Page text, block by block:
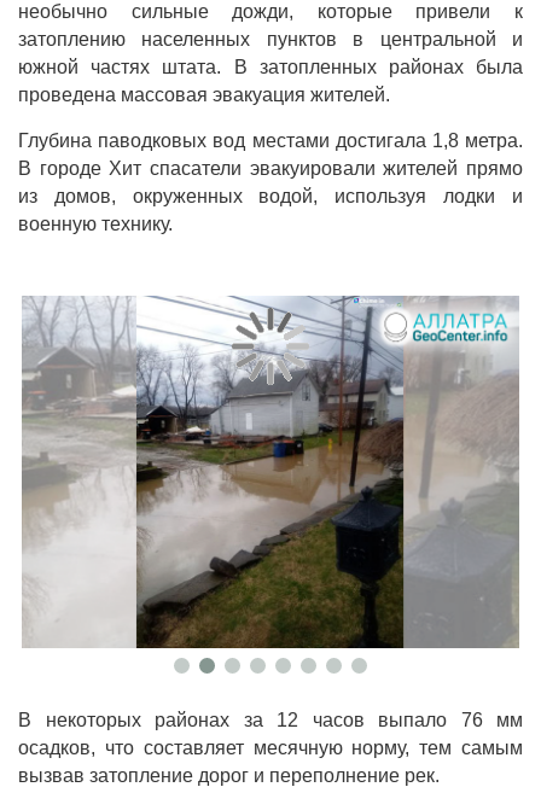
необычно сильные дожди, которые привели к
затоплению населенных пунктов в центральной и
южной частях штата. В затопленных районах была
проведена массовая эвакуация жителей.
Глубина паводковых вод местами достигала 1,8 метра.
В городе Хит спасатели эвакуировали жителей прямо
из домов, окруженных водой, используя лодки и
военную технику.
В некоторых районах за 12 часов выпало 76 мм
осадков, что составляет месячную норму, тем самым
вызвав затопление дорог и переполнение рек.